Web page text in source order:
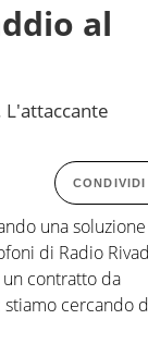
al
L'attaccante
CONDIVIDI
una
di Radio
un contratto da
cercando